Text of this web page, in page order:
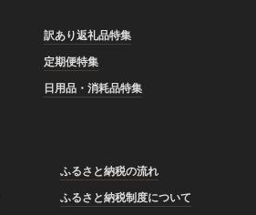
訳あり返礼品特集
定期便特集
日用品・消耗品特集
ふるさと納税の流れ
ふるさと納税制度について